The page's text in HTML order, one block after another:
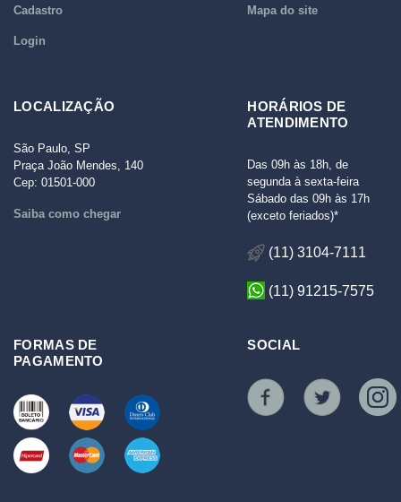
Cadastro
Login
Mapa do site
LOCALIZAÇÃO
São Paulo, SP
Praça João Mendes, 140
Cep: 01501-000
Saiba como chegar
HORÁRIOS DE
ATENDIMENTO
Das 09h às 18h, de
segunda à sexta-feira
Sábado das 09h às 17h
(exceto feriados)*
(11) 3104-7111
(11) 91215-7575
FORMAS DE
PAGAMENTO
SOCIAL